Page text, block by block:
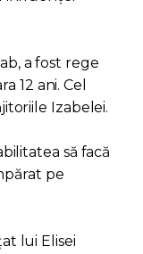
a fost rege
12 ani. Cel
Izabelei.
să facă
pe
lui Elisei